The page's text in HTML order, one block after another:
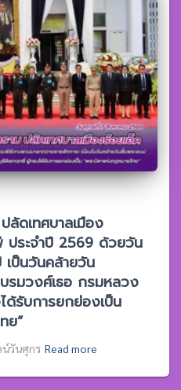
ดเทศบาลเมือง
ประจำปี 2569 ด้วยวัน
ป็นวันคล้ายวัน
รมวงศ์เธอ กรมหลวง
ด้รับการยกย่องเป็น
ย”
น์วันศุกร Read more